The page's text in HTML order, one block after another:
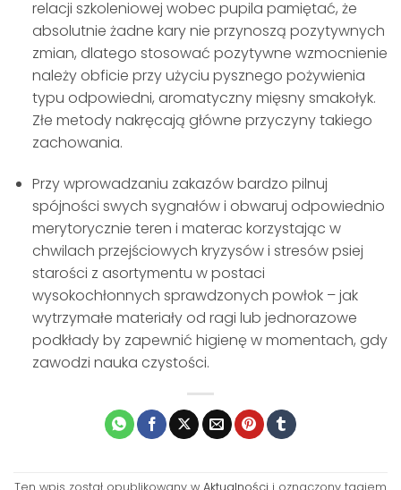
relacji szkoleniowej wobec pupila pamiętać, że
absolutnie żadne kary nie przynoszą pozytywnych
zmian, dlatego stosować pozytywne wzmocnienie
należy obficie przy użyciu pysznego pożywienia
typu odpowiedni, aromatyczny mięsny smakołyk.
Złe metody nakręcają główne przyczyny takiego
zachowania.
Przy wprowadzaniu zakazów bardzo pilnuj
spójności swych sygnałów i obwaruj odpowiednio
merytorycznie teren i materac korzystając w
chwilach przejściowych kryzysów i stresów psiej
starości z asortymentu w postaci
wysokochłonnych sprawdzonych powłok – jak
wytrzymałe materiały od ragi lub jednorazowe
podkłady by zapewnić higienę w momentach, gdy
zawodzi nauka czystości.